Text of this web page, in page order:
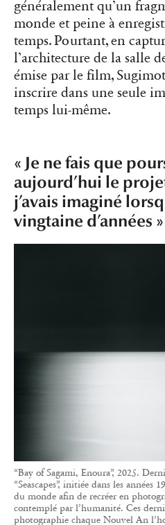
généralement qu’un
monde et peine à
temps. Pourtant, en
l’architecture de la salle
émise par le film,
inscrire dans une seule
temps lui-même.
« Je ne fais que
aujourd’hui le
j’avais imaginé
vingtaine d’années »
“Bay of Sagami, Enoura”, 2025.
“Seascapes”, initiée dans les années
du monde afin de recréer en
contemplé par l’humanité. Ces
photographie chaque Nouvel An